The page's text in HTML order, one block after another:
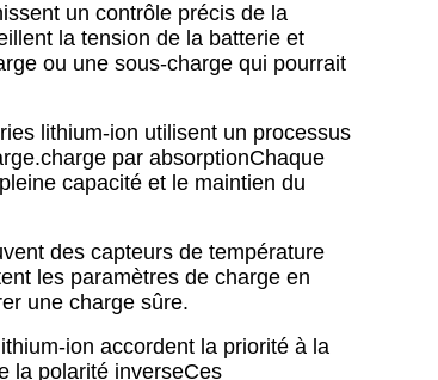
un contrôle précis de la
la tension de la batterie et
ou une sous-charge qui pourrait
lithium-ion utilisent un processus
par absorptionChaque
capacité et le maintien du
des capteurs de température
les paramètres de charge en
une charge sûre.
ion accordent la priorité à la
la polarité inverseCes